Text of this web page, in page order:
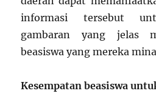
informasi tersebut
gambaran yang jelas
beasiswa yang mereka
Kesempatan beasiswa